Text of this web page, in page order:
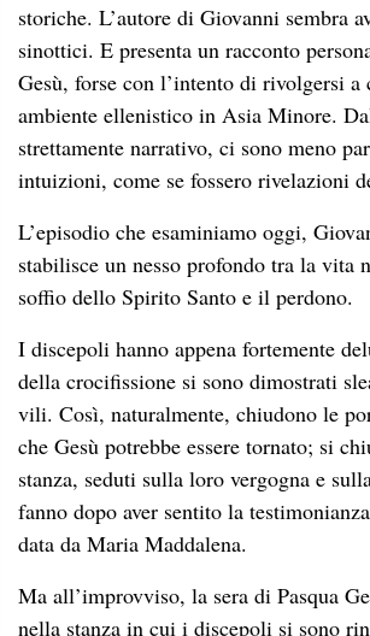
storiche. L’autore di Giovanni sembra
sinottici. E presenta un racconto
Gesù, forse con l’intento di rivolgersi
ambiente ellenistico in Asia Minore.
strettamente narrativo, ci sono meno
intuizioni, come se fossero rivelazioni
L’episodio che esaminiamo oggi,
stabilisce un nesso profondo tra la vita
soffio dello Spirito Santo e il perdono.
I discepoli hanno appena fortemente
della crocifissione si sono dimostrati
vili. Così, naturalmente, chiudono le
che Gesù potrebbe essere tornato; si
stanza, seduti sulla loro vergogna e
fanno dopo aver sentito la
data da Maria Maddalena.
Ma all’improvviso, la sera di Pasqua
nella stanza in cui i discepoli si sono